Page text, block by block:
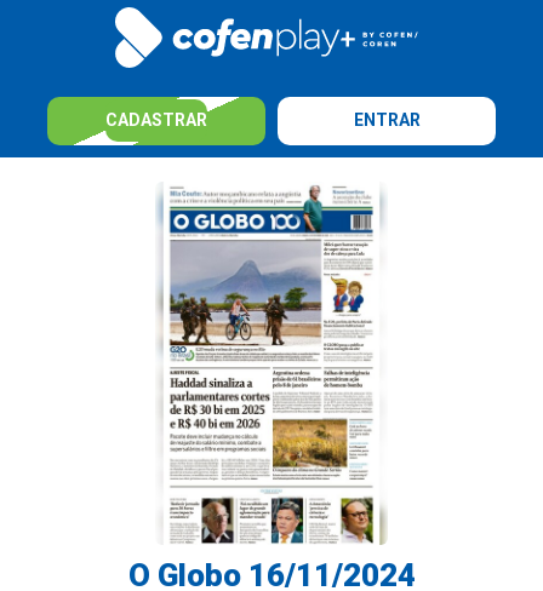
CADASTRAR ENTRAR
O Globo 16/11/2024